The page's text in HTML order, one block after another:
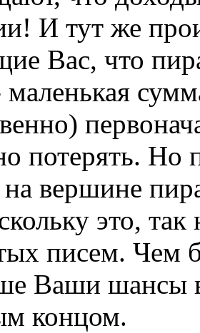
И тут же
Вас, что
маленькая
потерять. Но
на вершине
это,
писем. Чем
Ваши шансы
концом.